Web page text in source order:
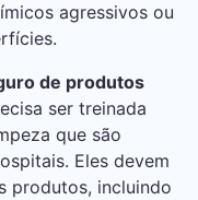
agressivos ou
de produtos
ser treinada
que são
Eles devem
produtos, incluindo